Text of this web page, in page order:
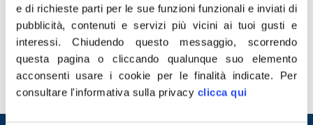
e di richieste parti per le sue funzioni funzionali e inviati di
pubblicità, contenuti e servizi più vicini ai tuoi gusti e
interessi.Chiudendo questo messaggio, scorrendo
questa pagina o cliccando qualunque suo elemento
acconsenti usare i cookie per le finalità indicate. Per
consultare l'informativa sulla privacy clicca qui
Certificati Penali e Curriculum Vitae
MERANO